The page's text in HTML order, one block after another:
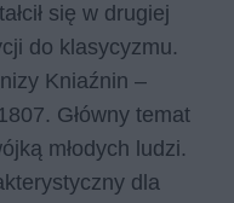
się w drugiej
do klasycyzmu.
Kniaźnin –
Główny temat
młodych ludzi.
dla